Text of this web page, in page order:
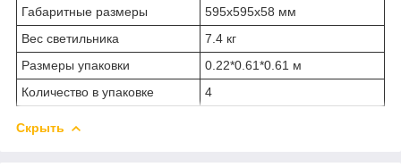
Габаритные размеры
595х595х58 мм
Вес светильника
7.4 кг
Размеры упаковки
0.22*0.61*0.61 м
Количество в упаковке
4
Скрыть